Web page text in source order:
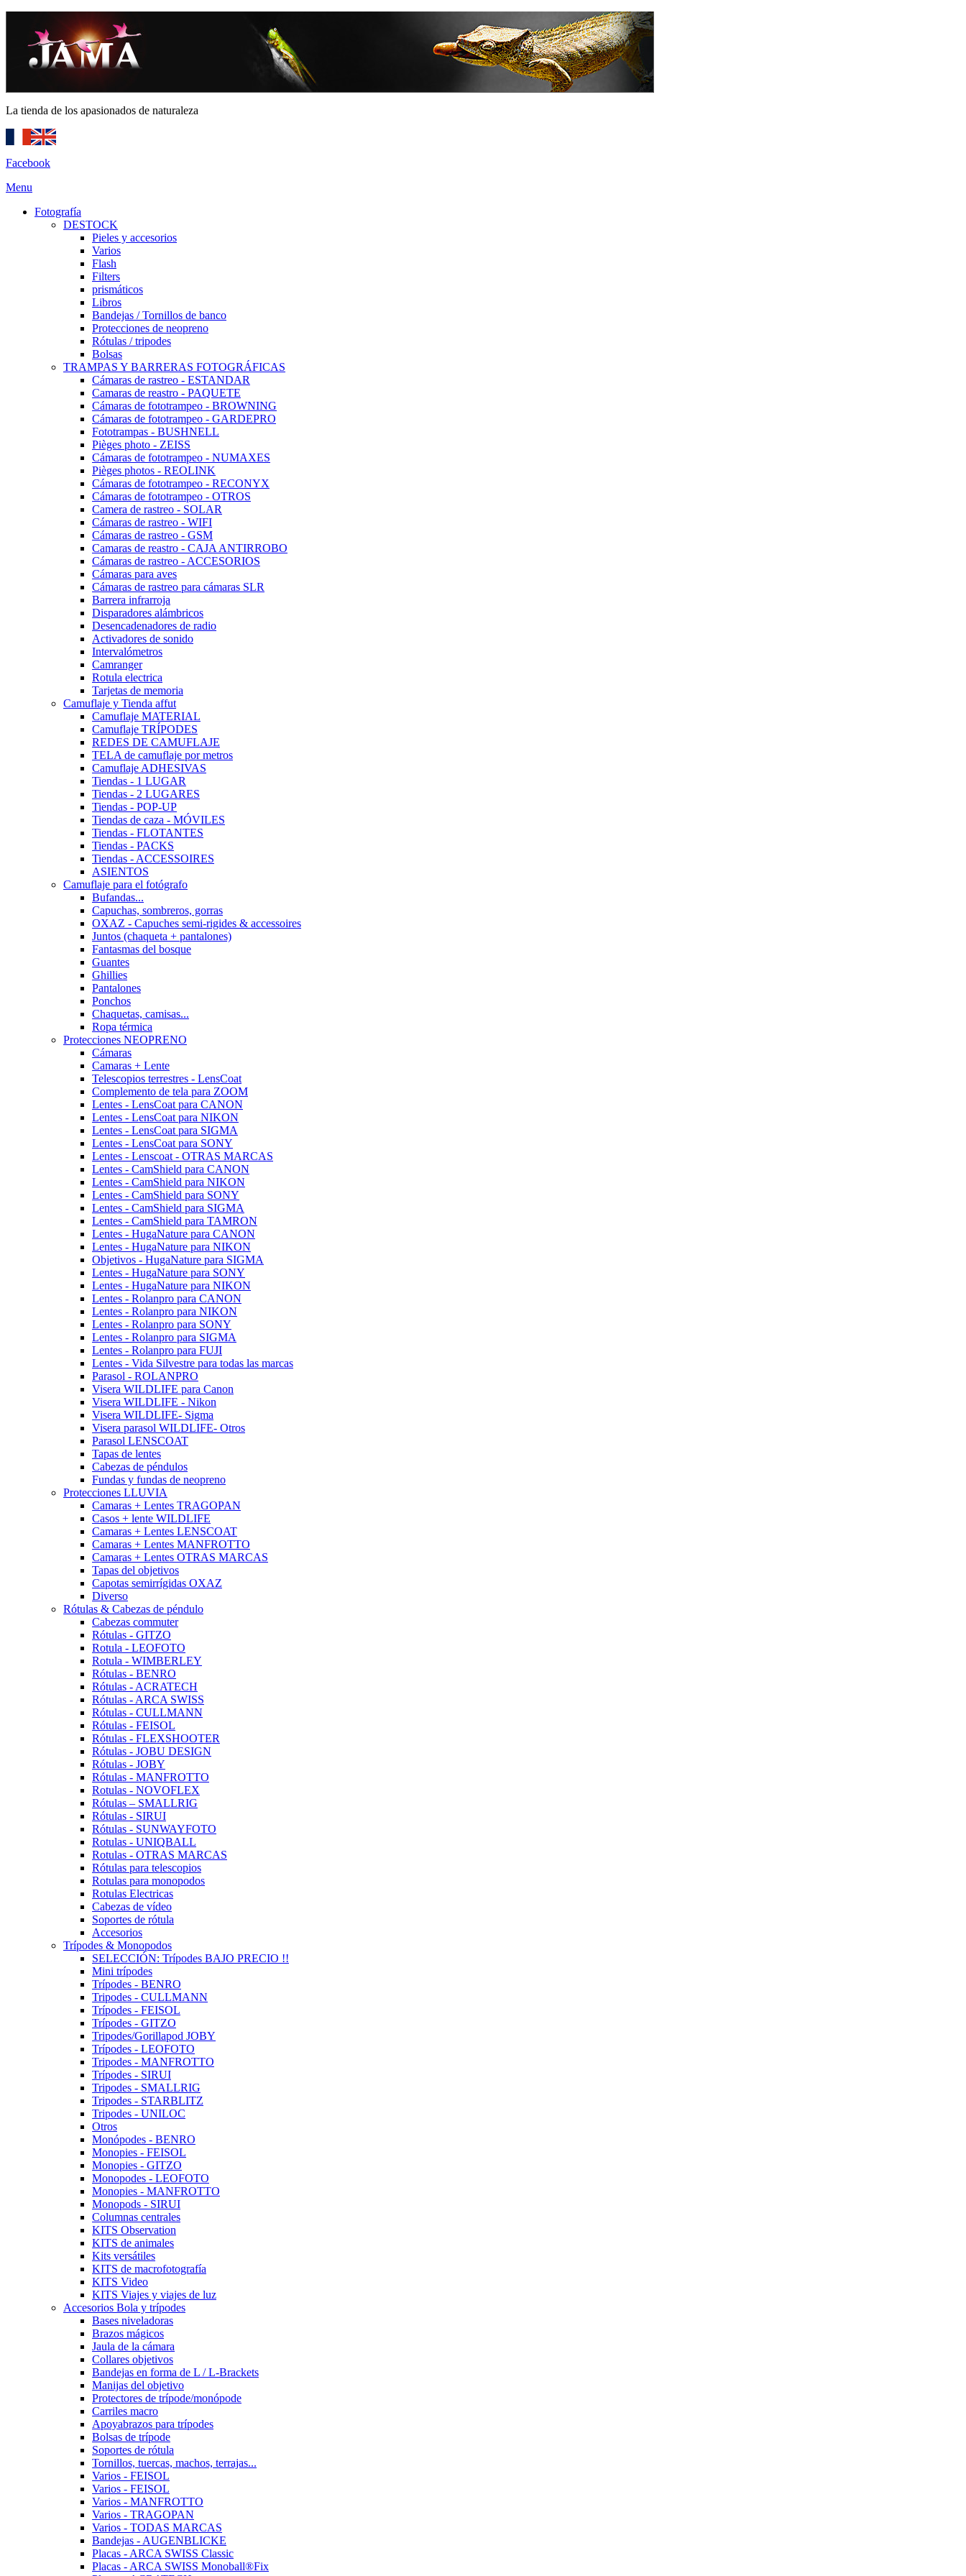
La tienda de los apasionados de naturaleza
Facebook
Menu
Fotografía
DESTOCK
Pieles y accesorios
Varios
Flash
Filters
prismáticos
Libros
Bandejas / Tornillos de banco
Protecciones de neopreno
Rótulas / tripodes
Bolsas
TRAMPAS Y BARRERAS FOTOGRÁFICAS
Cámaras de rastreo - ESTANDAR
Camaras de reastro - PAQUETE
Cámaras de fototrampeo - BROWNING
Cámaras de fototrampeo - GARDEPRO
Fototrampas - BUSHNELL
Pièges photo - ZEISS
Cámaras de fototrampeo - NUMAXES
Pièges photos - REOLINK
Cámaras de fototrampeo - RECONYX
Cámaras de fototrampeo - OTROS
Camera de rastreo - SOLAR
Cámaras de rastreo - WIFI
Cámaras de rastreo - GSM
Camaras de reastro - CAJA ANTIRROBO
Cámaras de rastreo - ACCESORIOS
Cámaras para aves
Cámaras de rastreo para cámaras SLR
Barrera infrarroja
Disparadores alámbricos
Desencadenadores de radio
Activadores de sonido
Intervalómetros
Camranger
Rotula electrica
Tarjetas de memoria
Camuflaje y Tienda affut
Camuflaje MATERIAL
Camuflaje TRÍPODES
REDES DE CAMUFLAJE
TELA de camuflaje por metros
Camuflaje ADHESIVAS
Tiendas - 1 LUGAR
Tiendas - 2 LUGARES
Tiendas - POP-UP
Tiendas de caza - MÓVILES
Tiendas - FLOTANTES
Tiendas - PACKS
Tiendas - ACCESSOIRES
ASIENTOS
Camuflaje para el fotógrafo
Bufandas...
Capuchas, sombreros, gorras
OXAZ - Capuches semi-rigides & accessoires
Juntos (chaqueta + pantalones)
Fantasmas del bosque
Guantes
Ghillies
Pantalones
Ponchos
Chaquetas, camisas...
Ropa térmica
Protecciones NEOPRENO
Cámaras
Camaras + Lente
Telescopios terrestres - LensCoat
Complemento de tela para ZOOM
Lentes - LensCoat para CANON
Lentes - LensCoat para NIKON
Lentes - LensCoat para SIGMA
Lentes - LensCoat para SONY
Lentes - Lenscoat - OTRAS MARCAS
Lentes - CamShield para CANON
Lentes - CamShield para NIKON
Lentes - CamShield para SONY
Lentes - CamShield para SIGMA
Lentes - CamShield para TAMRON
Lentes - HugaNature para CANON
Lentes - HugaNature para NIKON
Objetivos - HugaNature para SIGMA
Lentes - HugaNature para SONY
Lentes - HugaNature para NIKON
Lentes - Rolanpro para CANON
Lentes - Rolanpro para NIKON
Lentes - Rolanpro para SONY
Lentes - Rolanpro para SIGMA
Lentes - Rolanpro para FUJI
Lentes - Vida Silvestre para todas las marcas
Parasol - ROLANPRO
Visera WILDLIFE para Canon
Visera WILDLIFE - Nikon
Visera WILDLIFE- Sigma
Visera parasol WILDLIFE- Otros
Parasol LENSCOAT
Tapas de lentes
Cabezas de péndulos
Fundas y fundas de neopreno
Protecciones LLUVIA
Camaras + Lentes TRAGOPAN
Casos + lente WILDLIFE
Camaras + Lentes LENSCOAT
Camaras + Lentes MANFROTTO
Camaras + Lentes OTRAS MARCAS
Tapas del objetivos
Capotas semirrígidas OXAZ
Diverso
Rótulas & Cabezas de péndulo
Cabezas commuter
Rótulas - GITZO
Rotula - LEOFOTO
Rotula - WIMBERLEY
Rótulas - BENRO
Rótulas - ACRATECH
Rótulas - ARCA SWISS
Rótulas - CULLMANN
Rótulas - FEISOL
Rótulas - FLEXSHOOTER
Rótulas - JOBU DESIGN
Rótulas - JOBY
Rótulas - MANFROTTO
Rotulas - NOVOFLEX
Rótulas – SMALLRIG
Rótulas - SIRUI
Rótulas - SUNWAYFOTO
Rotulas - UNIQBALL
Rotulas - OTRAS MARCAS
Rótulas para telescopios
Rotulas para monopodos
Rotulas Electricas
Cabezas de vídeo
Soportes de rótula
Accesorios
Trípodes & Monopodos
SELECCIÓN: Trípodes BAJO PRECIO !!
Mini trípodes
Trípodes - BENRO
Tripodes - CULLMANN
Trípodes - FEISOL
Trípodes - GITZO
Tripodes/Gorillapod JOBY
Trípodes - LEOFOTO
Tripodes - MANFROTTO
Trípodes - SIRUI
Tripodes - SMALLRIG
Tripodes - STARBLITZ
Tripodes - UNILOC
Otros
Monópodes - BENRO
Monopies - FEISOL
Monopies - GITZO
Monopodes - LEOFOTO
Monopies - MANFROTTO
Monopods - SIRUI
Columnas centrales
KITS Observation
KITS de animales
Kits versátiles
KITS de macrofotografía
KITS Video
KITS Viajes y viajes de luz
Accesorios Bola y trípodes
Bases niveladoras
Brazos mágicos
Jaula de la cámara
Collares objetivos
Bandejas en forma de L / L-Brackets
Manijas del objetivo
Protectores de trípode/monópode
Carriles macro
Apoyabrazos para trípodes
Bolsas de trípode
Soportes de rótula
Tornillos, tuercas, machos, terrajas...
Varios - FEISOL
Varios - FEISOL
Varios - MANFROTTO
Varios - TRAGOPAN
Varios - TODAS MARCAS
Bandejas - AUGENBLICKE
Placas - ARCA SWISS Classic
Placas - ARCA SWISS Monoball®Fix